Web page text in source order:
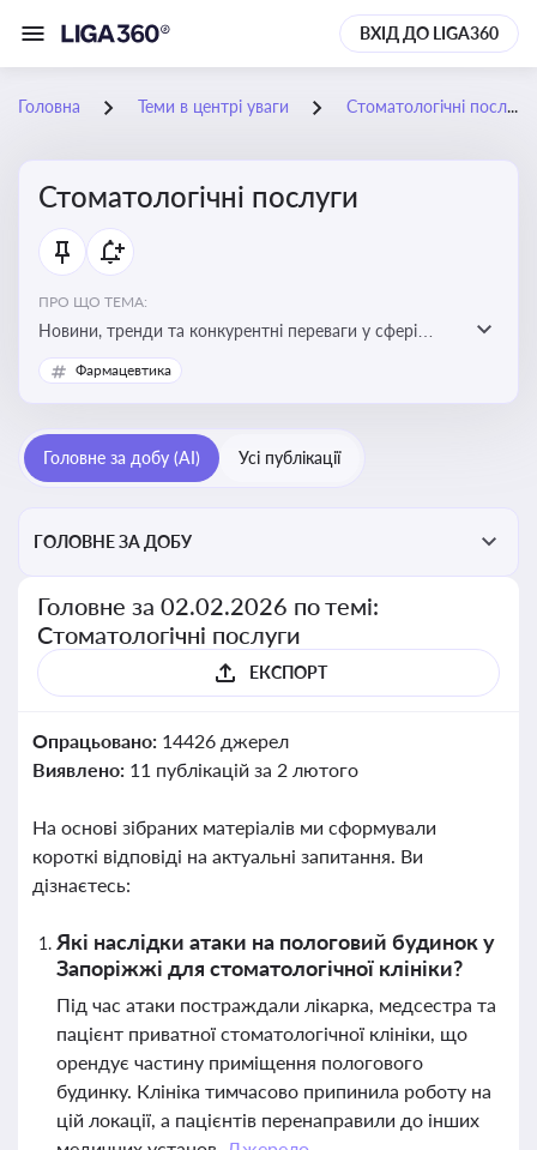
ВХІД ДО LIGA360
Головна Теми в центрі уваги Стоматологічні послуги
Стоматологічні послуги
ПРО ЩО ТЕМА:
Новини, тренди та конкурентні переваги у сфері
стоматологічних послуг. Використання новітніх
технологій та стратегій для покращення
Фармацевтика
Головне за добу (AI) Усі публікації
ГОЛОВНЕ ЗА ДОБУ
Головне за 02.02.2026 по темі:
Стоматологічні послуги
ЕКСПОРТ
Опрацьовано: 14426 джерел
Виявлено: 11 публікацій за 2 лютого
На основі зібраних матеріалів ми сформували
короткі відповіді на актуальні запитання. Ви
дізнаєтесь:
Які наслідки атаки на пологовий будинок у
Запоріжжі для стоматологічної клініки?
Під час атаки постраждали лікарка, медсестра та
пацієнт приватної стоматологічної клініки, що
орендує частину приміщення пологового
будинку. Клініка тимчасово припинила роботу на
цій локації, а пацієнтів перенаправили до інших